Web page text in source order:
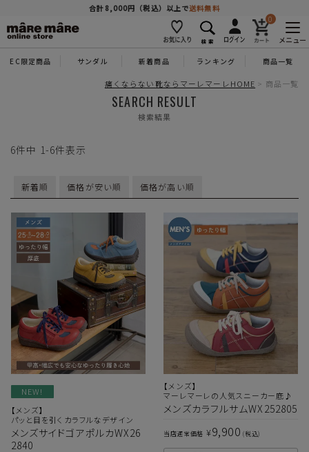
合計8,000円（税込）以上で送料無料
0
メニュー
EC限定商品 サンダル 新着商品 ランキング 商品一覧
痛くならない靴ならマーレマーレHOME 商品一覧
SEARCH RESULT
検索結果
新着順 価格が安い順 価格が高い順
6件中 1-6件表示
NEW!
【メンズ】
パッと目を引くカラフルなデザイン
メンズサイドゴアポルカWX26
2840
【メンズ】
マーレマーレの人気スニーカー底♪
メンズカラフルサムWX252805
当店通常価格 ¥9,900 税込
商品を探す
#コンフォート #パンプス #スニーカー #ブーツ
特徴
ブランド
カラー